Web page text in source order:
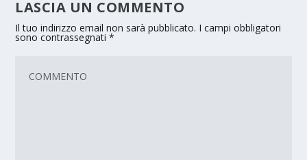
LASCIA UN COMMENTO
Il tuo indirizzo email non sarà pubblicato. I campi obbligatori
sono contrassegnati*